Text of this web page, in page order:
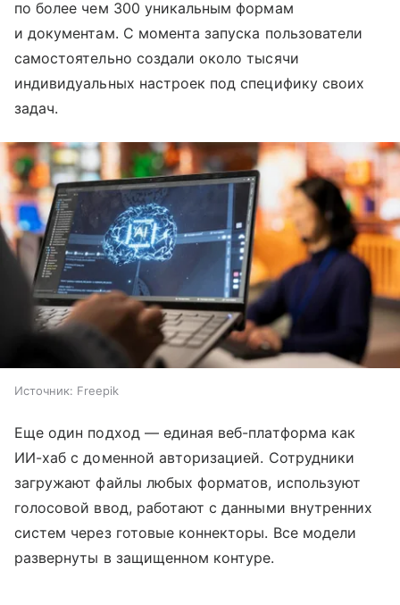
по более чем 300 уникальным формам
и документам. С момента запуска пользователи
самостоятельно создали около тысячи
индивидуальных настроек под специфику своих
задач.
Источник: Freepik
Еще один подход — единая веб-платформа как
ИИ-хаб с доменной авторизацией. Сотрудники
загружают файлы любых форматов, используют
голосовой ввод, работают с данными внутренних
систем через готовые коннекторы. Все модели
развернуты в защищенном контуре.